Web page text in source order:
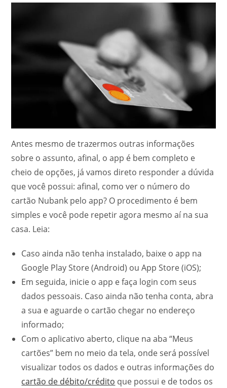
Antes mesmo de trazermos outras informações
sobre o assunto, afinal, o app é bem completo e
cheio de opções, já vamos direto responder a dúvida
que você possui: afinal, como ver o número do
cartão Nubank pelo app? O procedimento é bem
simples e você pode repetir agora mesmo aí na sua
casa. Leia:
Caso ainda não tenha instalado, baixe o app na
Google Play Store (Android) ou App Store (iOS);
Em seguida, inicie o app e faça login com seus
dados pessoais. Caso ainda não tenha conta, abra
a sua e aguarde o cartão chegar no endereço
informado;
Com o aplicativo aberto, clique na aba “Meus
cartões” bem no meio da tela, onde será possível
visualizar todos os dados e outras informações do
cartão de débito/crédito que possui e de todos os